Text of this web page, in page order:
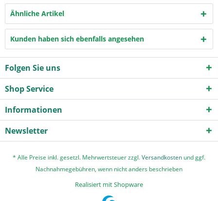
Ähnliche Artikel
Kunden haben sich ebenfalls angesehen
Folgen Sie uns
Shop Service
Informationen
Newsletter
* Alle Preise inkl. gesetzl. Mehrwertsteuer zzgl.Versandkosten und ggf.
Nachnahmegebühren, wenn nicht anders beschrieben
Realisiert mit Shopware